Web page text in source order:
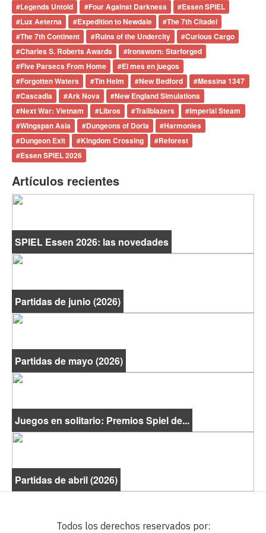
#Legends Untold #Four Against Darkness #Essen SPIEL
#Lux Aeterna #Expedition to Newdale #The 7th Citadel
#The 7th Continent #Ruins of the Undercity #Curious Cargo
#Charles S. Roberts Awards #Ironsworn: Starforged
#Five Parsecs From Home #El mes en juegos
#Forgotten Waters #Tin Helm #New Bedford #Messina 1347
#Cascadia #Ark Nova #New England Simulations
#Next War: Vietnam #Libros #Trailblazers #Imperial Steam
#Wingspan Asia #Dungeons of Doria #Harmonies
#Dungeon Exit #Kingdom Crossing #Reforest
#Essen SPIEL 2026
Artículos recientes
SPIEL Essen 2026: las novedades
Partidas de junio (2026)
Partidas de mayo (2026)
Juegos en solitario: Premios Spiel de...
Partidas de abril (2026)
Todos los derechos reservados por: